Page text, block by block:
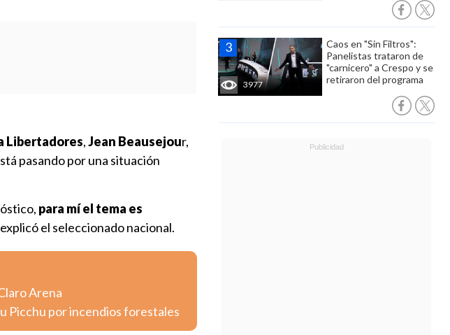
3977
Caos en "Sin Filtros":
Panelistas trataron de
"carnicero" a Crespo y se
retiraron del programa
Libertadores,Jean Beausejour,
pasando por una situación
para mí el tema es
explicó el seleccionado nacional.
Arena
Picchu por incendios forestales